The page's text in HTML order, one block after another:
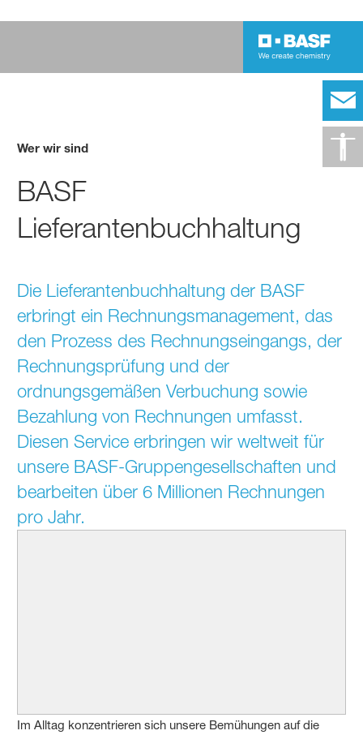
Wer wir sind
BASF
Lieferantenbuchhaltung
Die Lieferantenbuchhaltung der BASF
erbringt ein Rechnungsmanagement, das
den Prozess des Rechnungseingangs, der
Rechnungsprüfung und der
ordnungsgemäßen Verbuchung sowie
Bezahlung von Rechnungen umfasst.
Diesen Service erbringen wir weltweit für
unsere BASF-Gruppengesellschaften und
bearbeiten über 6 Millionen Rechnungen
pro Jahr.
Im Alltag konzentrieren sich unsere Bemühungen auf die